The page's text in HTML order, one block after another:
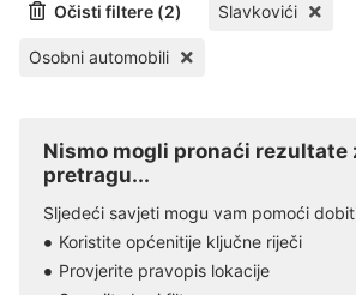
Očisti filtere (2) Slavkovići
Osobni automobili
Nismo mogli pronaći rezultate
pretragu...
Sljedeći savjeti mogu vam pomoći
Koristite općenitije ključne riječi
Provjerite pravopis lokacije